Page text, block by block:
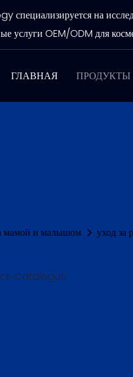
на
услуги OEM/ODM для
ГЛАВНАЯ ПРОДУКТЫ
мамой и малышом уход за
Catalogue